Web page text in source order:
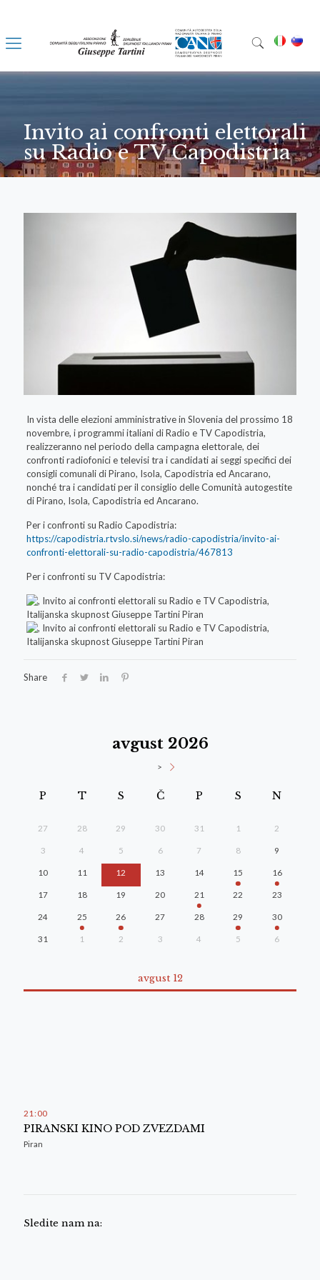
Invito ai confronti elettorali
su Radio e TV Capodistria
In vista delle elezioni amministrative in Slovenia del prossimo 18
novembre, i programmi italiani di Radio e TV Capodistria,
realizzeranno nel periodo della campagna elettorale, dei
confronti radiofonici e televisi tra i candidati ai seggi specifici dei
consigli comunali di Pirano, Isola, Capodistria ed Ancarano,
nonché tra i candidati per il consiglio delle Comunità autogestite
di Pirano, Isola, Capodistria ed Ancarano.
Per i confronti su Radio Capodistria:
https://capodistria.rtvslo.si/news/radio-capodistria/invito-ai-
confronti-elettorali-su-radio-capodistria/467813
Per i confronti su TV Capodistria:
Share
avgust 2026
>
P T S Č P S N
27 28 29 30 31 1 2
3 4 5 6 7 8 9
10 11 12 13 14 15 16
17 18 19 20 21 22 23
24 25 26 27 28 29 30
31 1 2 3 4 5 6
avgust 12
21 : 00
PIRANSKI KINO POD ZVEZDAMI
Piran
Sledite nam na: